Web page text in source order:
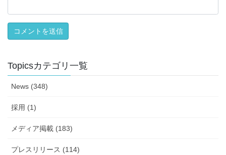
Topicsカテゴリ一覧
News (348)
採用 (1)
メディア掲載 (183)
プレスリリース (114)